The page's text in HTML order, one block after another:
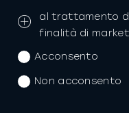
al trattamento
finalità di
Acconsento
Non acconsento